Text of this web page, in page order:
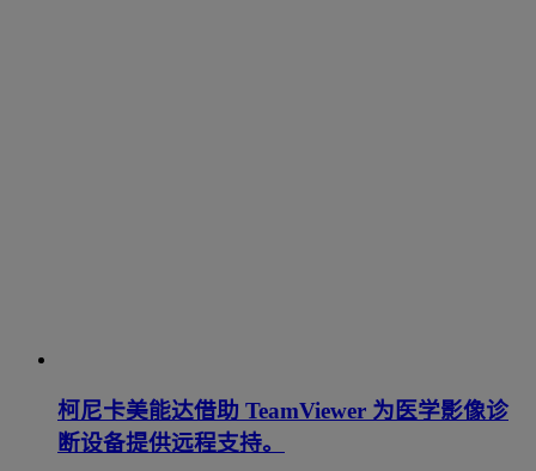
柯尼卡美能达借助 TeamViewer 为医学影像诊
断设备提供远程支持。